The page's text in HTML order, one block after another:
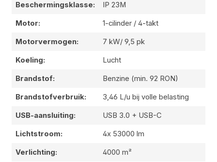
Beschermingsklasse: IP 23M
Motor: 1-cilinder / 4-takt
Motorvermogen: 7 kW/ 9,5 pk
Koeling: Lucht
Brandstof: Benzine (min. 92 RON)
Brandstofverbruik: 3,46 L/u bij volle belasting
USB-aansluiting: USB 3.0 + USB-C
Lichtstroom: 4x 53000 lm
Verlichting: 4000 m²